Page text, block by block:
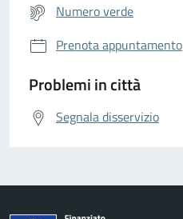
Numero verde
Prenota appuntamento
Problemi in città
Segnala disservizio